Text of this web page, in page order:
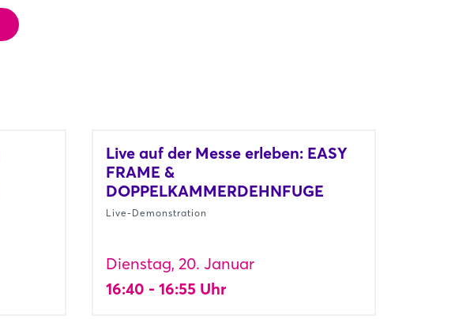
Live auf der Messe erleben: EASY
FRAME &
DOPPELKAMMERDEHNFUGE
Live-Demonstration
Dienstag, 20. Januar
16:40 - 16:55 Uhr